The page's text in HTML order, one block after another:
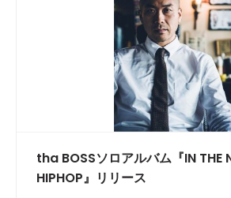
tha BOSSソロアルバム『IN THE
HIPHOP』リリース